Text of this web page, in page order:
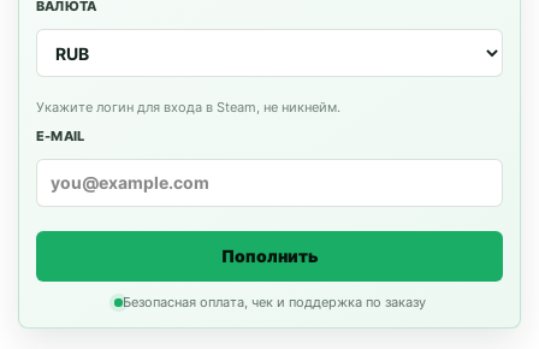
ВАЛЮТА
Укажите логин для входа в Steam, не никнейм.
E-MAIL
Пополнить
Безопасная оплата, чек и поддержка по заказу